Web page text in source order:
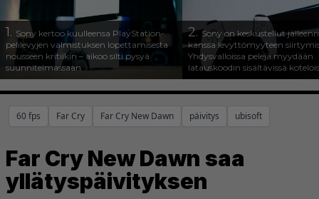
1. Sony kertoo kuulleensa PlayStation-
pelilevyjen valmistuksen lopettamisesta
nousseen kritiikin – aikoo silti pysyä
suunnitelmassaan
2.Sony on keskustellut
kanssa levyttömyyteen
Yhdysvalloissa pelejä myydään
latauskoodin sisältävissä
60 fps Far Cry Far Cry New Dawn päivitys ubisoft
Far Cry New Dawn saa
yllätyspäivityksen